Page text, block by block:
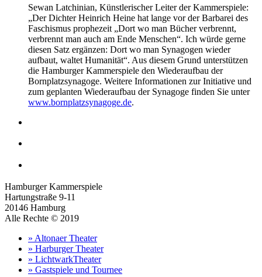
Sewan Latchinian, Künstlerischer Leiter der Kammerspiele:
„Der Dichter Heinrich Heine hat lange vor der Barbarei des
Faschismus prophezeit „Dort wo man Bücher verbrennt,
verbrennt man auch am Ende Menschen“. Ich würde gerne
diesen Satz ergänzen: Dort wo man Synagogen wieder
aufbaut, waltet Humanität“. Aus diesem Grund unterstützen
die Hamburger Kammerspiele den Wiederaufbau der
Bornplatzsynagoge. Weitere Informationen zur Initiative und
zum geplanten Wiederaufbau der Synagoge finden Sie unter
www.bornplatzsynagoge.de.
Hamburger Kammerspiele
Hartungstraße 9-11
20146 Hamburg
Alle Rechte © 2019
» Altonaer Theater
» Harburger Theater
» LichtwarkTheater
» Gastspiele und Tournee